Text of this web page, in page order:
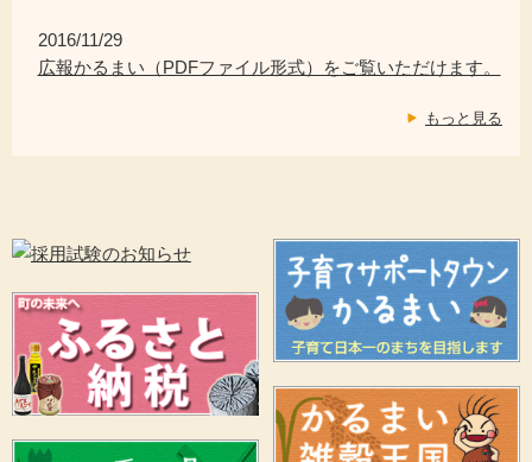
2016/11/29
広報かるまい（PDFファイル形式）をご覧いただけます。
もっと見る